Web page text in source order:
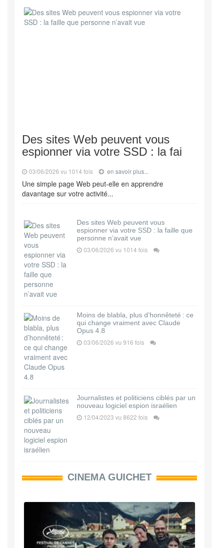
Des sites Web peuvent vous
espionner via votre SSD : la fai
03/06/2026 vu 1014 fois en savoir plus...
Une simple page Web peut-elle en apprendre
davantage sur votre activité...
Des sites Web peuvent vous
espionner via votre SSD : la faille que
personne n’avait vue
03/06/2026 vu 1014 fois
Moins de blabla, plus d’honnêteté : ce
qui change vraiment avec Claude
Opus 4.8
03/06/2026 vu 916 fois
Journalistes et politiciens ciblés par un
nouveau logiciel espion israélien
12/04/2023 vu 8622 fois
CINEMA GUICHET